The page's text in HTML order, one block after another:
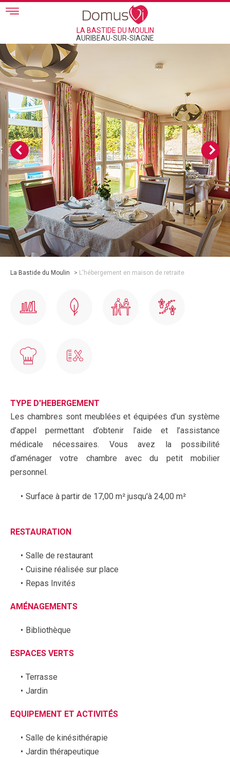
Skip to main content
LA BASTIDE DU MOULIN
AURIBEAU-SUR-SIAGNE
La Bastide du Moulin > L'hébergement en maison de retraite
TYPE D'HEBERGEMENT
Les chambres sont meublées et équipées d’un système
d’appel permettant d’obtenir l’aide et l’assistance
médicale nécessaires. Vous avez la possibilité
d’aménager votre chambre avec du petit mobilier
personnel.
Surface à partir de 17,00 m² jusqu'à 24,00 m²
RESTAURATION
Salle de restaurant
Cuisine réalisée sur place
Repas Invités
AMÉNAGEMENTS
Bibliothèque
ESPACES VERTS
Terrasse
Jardin
EQUIPEMENT ET ACTIVITÉS
Salle de kinésithérapie
Jardin thérapeutique